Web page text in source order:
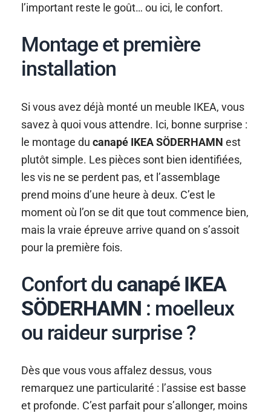
l’important reste le goût… ou ici, le confort.
Montage et première
installation
Si vous avez déjà monté un meuble IKEA, vous
savez à quoi vous attendre. Ici, bonne surprise :
le montage ducanapé IKEA SÖDERHAMN est
plutôt simple. Les pièces sont bien identifiées,
les vis ne se perdent pas, et l’assemblage
prend moins d’une heure à deux. C’est le
moment où l’on se dit que tout commence bien,
mais la vraie épreuve arrive quand on s’assoit
pour la première fois.
Confort du canapé IKEA
SÖDERHAMN : moelleux
ou raideur surprise ?
Dès que vous vous affalez dessus, vous
remarquez une particularité : l’assise est basse
et profonde. C’est parfait pour s’allonger, moins